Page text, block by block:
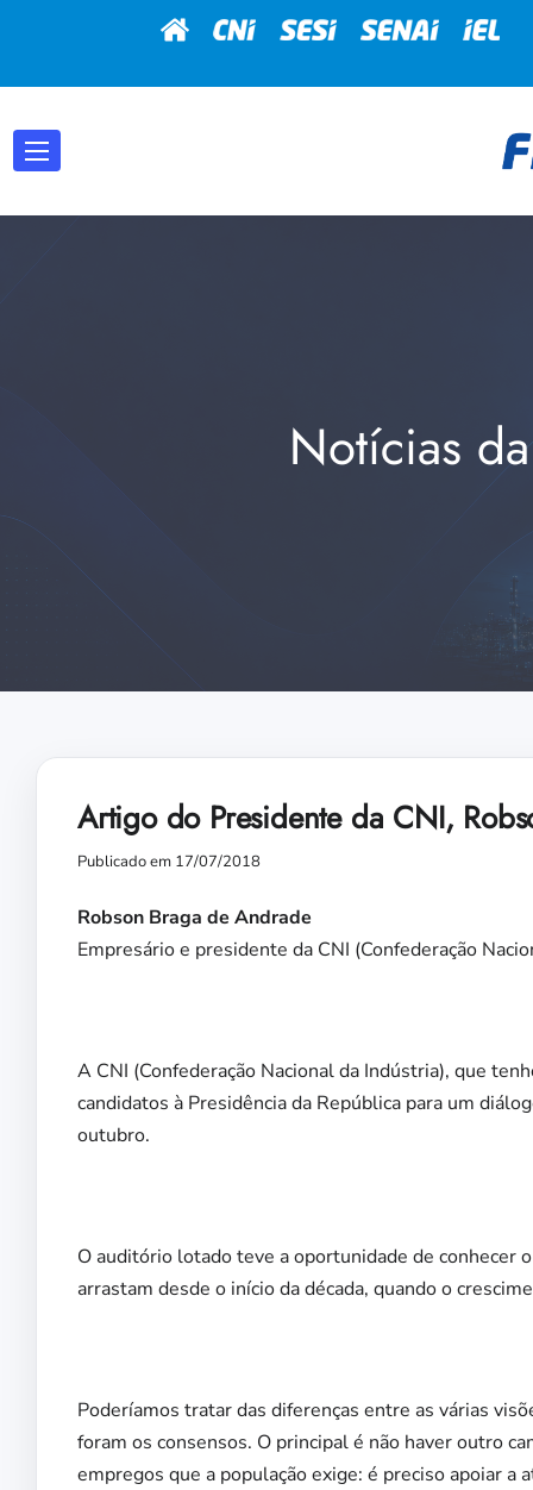
Notícias
Artigo do Presidente da CNI,
Publicado em 17/07/2018
Robson Braga de Andrade
Empresário e presidente da CNI (Confederação
A CNI (Confederação Nacional da Indústria), que
candidatos à Presidência da República para um
outubro.
O auditório lotado teve a oportunidade de conhecer
arrastam desde o início da década, quando o
Poderíamos tratar das diferenças entre as várias
foram os consensos. O principal é não haver outro
empregos que a população exige: é preciso apoiar a